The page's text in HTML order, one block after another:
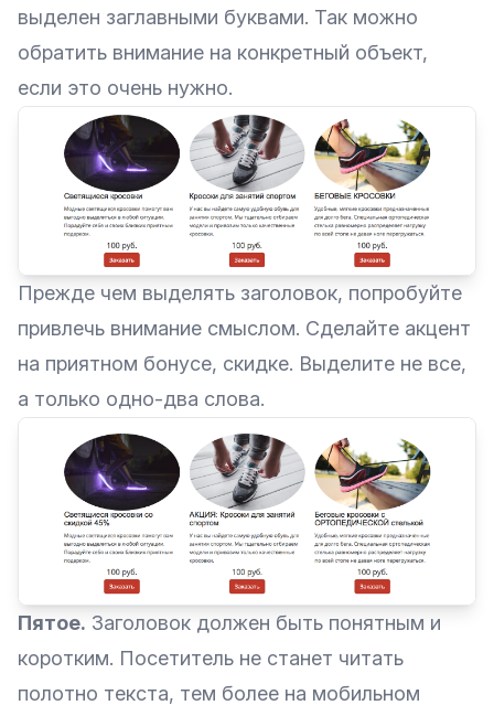
выделен заглавными буквами. Так можно
обратить внимание на конкретный объект,
если это очень нужно.
Прежде чем выделять заголовок, попробуйте
привлечь внимание смыслом. Сделайте акцент
на приятном бонусе, скидке. Выделите не все,
а только одно-два слова.
Пятое. Заголовок должен быть понятным и
коротким. Посетитель не станет читать
полотно текста, тем более на мобильном